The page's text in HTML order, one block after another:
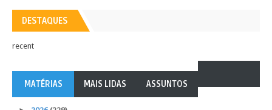
DESTAQUES
recent
MATÉRIAS MAIS LIDAS ASSUNTOS